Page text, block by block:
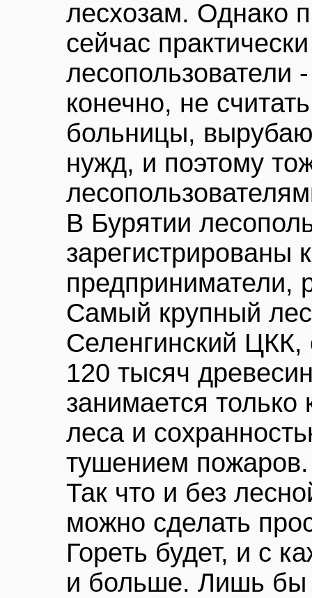
лесхозам. Однако
сейчас
лесопользователи
конечно, не
больницы,
нужд, и поэтому
В Бурятии
зарегистрированы
Самый крупный
Селенгинский ЦКК,
120 тысяч
занимается
леса и
тушением пожаров.
Так что и без
можно сделать
Гореть будет, и с
и больше. Лишь бы